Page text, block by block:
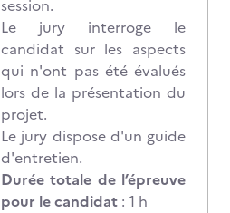
session.
Le jury interroge le
candidat sur les aspects
qui n'ont pas été évalués
lors de la présentation du
projet.
Le jury dispose d'un guide
d'entretien.
Durée totale de l’épreuve
pour le candidat : 1 h